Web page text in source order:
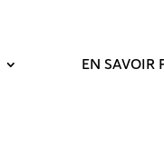
EN SAVOIR